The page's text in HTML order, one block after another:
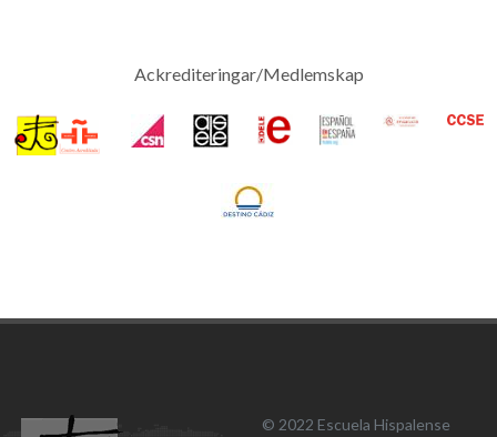
Ackrediteringar/Medlemskap
© 2022 Escuela Hispalense